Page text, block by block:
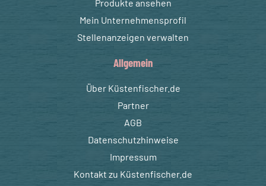
Produkte ansehen
Mein Unternehmensprofil
Stellenanzeigen verwalten
Allgemein
Über Küstenfischer.de
Partner
AGB
Datenschutzhinweise
Impressum
Kontakt zu Küstenfischer.de